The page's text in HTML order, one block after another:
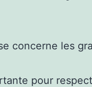
concerne les
pour